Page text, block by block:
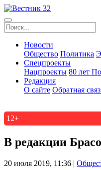
Новости
Общество Политика
Спецпроекты
Нацпроекты 80 лет
Редакция
О сайте Обратная
12+
В редакции
20 июля 2019, 11:36 |